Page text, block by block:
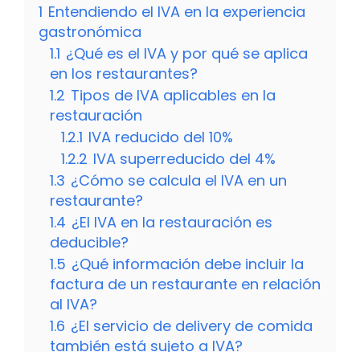
1 Entendiendo el IVA en la experiencia
gastronómica
1.1 ¿Qué es el IVA y por qué se aplica
en los restaurantes?
1.2 Tipos de IVA aplicables en la
restauración
1.2.1 IVA reducido del 10%
1.2.2 IVA superreducido del 4%
1.3 ¿Cómo se calcula el IVA en un
restaurante?
1.4 ¿El IVA en la restauración es
deducible?
1.5 ¿Qué información debe incluir la
factura de un restaurante en relación
al IVA?
1.6 ¿El servicio de delivery de comida
también está sujeto a IVA?